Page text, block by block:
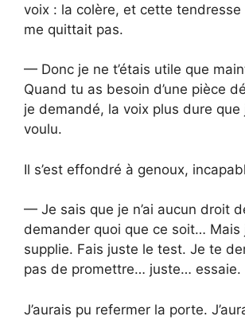
voix : la colère, et cette tendresse
me quittait pas.
— Donc je ne t’étais utile que
Quand tu as besoin d’une pièce
je demandé, la voix plus dure que
voulu.
Il s’est effondré à genoux,
— Je sais que je n’ai aucun droit
demander quoi que ce soit… Mais
supplie. Fais juste le test. Je te
pas de promettre… juste… essaie.
J’aurais pu refermer la porte.